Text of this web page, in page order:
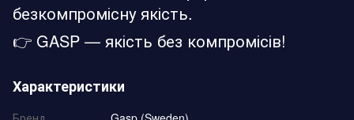
безкомпромісну якість.
👉 GASP — якість без компромісів!
Характеристики